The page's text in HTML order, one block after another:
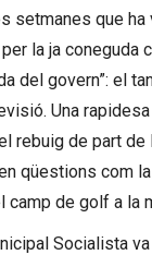
setmanes que ha
la ja coneguda
del govern”: el
Una
rebuig de part de
qüestions com
camp de golf a la
Socialista